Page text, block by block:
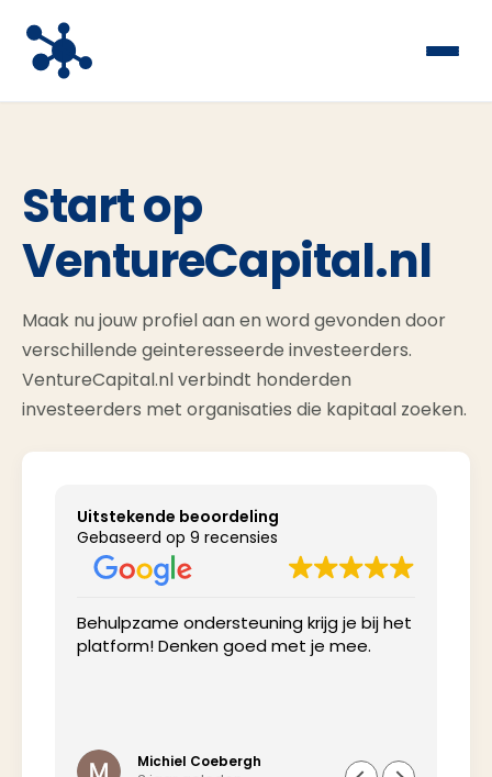
Start op
VentureCapital.nl
Maak nu jouw profiel aan en word gevonden door
verschillende geinteresseerde investeerders.
VentureCapital.nl verbindt honderden
investeerders met organisaties die kapitaal zoeken.
Uitstekende beoordeling
Gebaseerd op 9 recensies
Behulpzame ondersteuning krijg je bij het
platform! Denken goed met je mee.
Michiel Coebergh